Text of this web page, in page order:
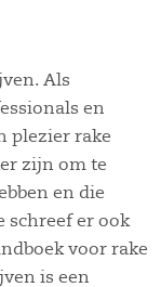
Als
en
plezier rake
zijn om te
en die
schreef er ook
voor rake
is een